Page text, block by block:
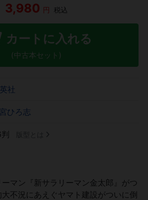
3,980 円 税込
カートに入れる
(中古本セット)
社
ひろ志
マン『新サラリーマン金太郎』がつ
不況にあえぐヤマト建設がついに倒